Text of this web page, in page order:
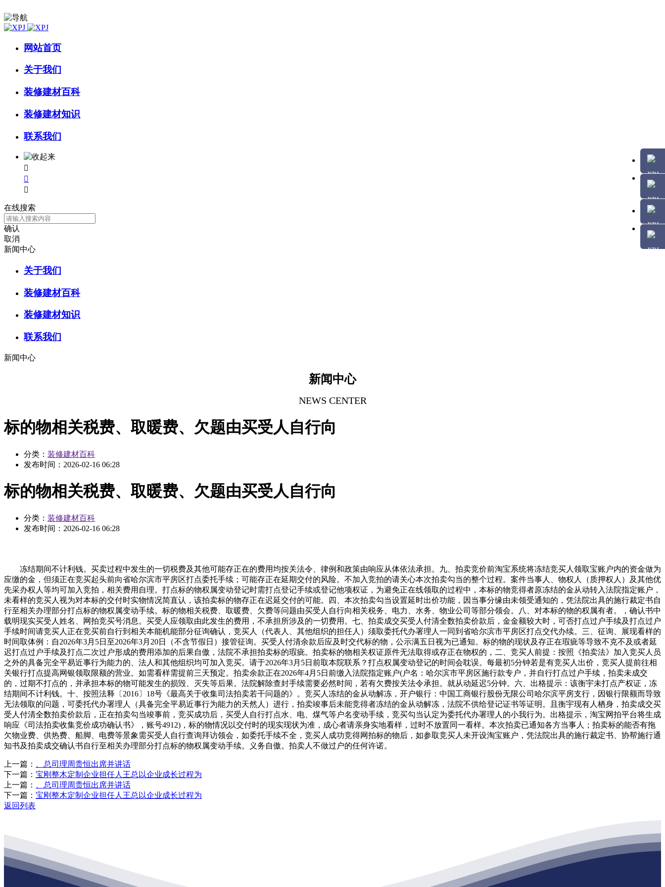
网站首页
关于我们
装修建材百科
装修建材知识
联系我们



在线搜索
确认
取消
新闻中心
关于我们
装修建材百科
装修建材知识
联系我们
新闻中心
新闻中心
NEWS CENTER
标的物相关税费、取暖费、欠题由买受人自行向
分类： 装修建材百科
发布时间： 2026-02-16 06:28
标的物相关税费、取暖费、欠题由买受人自行向
分类： 装修建材百科
发布时间： 2026-02-16 06:28
冻结期间不计利钱。买卖过程中发生的一切税费及其他可能存正在的费用均按关法令、律例和政策由响应从体依法承担。九、拍卖竞价前淘宝系统将冻结竞买人领取宝账户内的资金做为
应缴的金，但须正在竞买起头前向省哈尔滨市平房区打点委托手续；可能存正在延期交付的风险。不加入竞拍的请关心本次拍卖勾当的整个过程。案件当事人、物权人（质押权人）及其他优
先采办权人等均可加入竞拍，相关费用自理。打点标的物权属变动登记时需打点登记手续或登记他项权证，为避免正在线领取的过程中，本标的物竞得者原冻结的金从动转入法院指定账户，
未看样的竞买人视为对本标的交付时实物情况简直认，该拍卖标的物存正在迟延交付的可能。四、本次拍卖勾当设置延时出价功能，因当事分缘由未领受通知的，凭法院出具的施行裁定书自
行至相关办理部分打点标的物权属变动手续。标的物相关税费、取暖费、欠费等问题由买受人自行向相关税务、电力、水务、物业公司等部分领会。八、对本标的物的权属有者。，确认书中
载明现实买受人姓名、网拍竞买号消息。买受人应领取由此发生的费用，不承担所涉及的一切费用。七、拍卖成交买受人付清全数拍卖价款后，金金额较大时，可否打点过户手续及打点过户
手续时间请竞买人正在竞买前自行到相关本能机能部分征询确认，竞买人（代表人、其他组织的担任人）须取委托代办署理人一同到省哈尔滨市平房区打点交代办续。三、征询、展现看样的
时间取体例：自2026年3月5日至2026年3月20日（不含节假日）接管征询。买受人付清余款后应及时交代标的物，公示满五日视为已通知。标的物的现状及存正在瑕疵等导致不克不及或者延
迟打点过户手续及打点二次过户形成的费用添加的后果自傲，法院不承担拍卖标的瑕疵。拍卖标的物相关权证原件无法取得或存正在物权的，二、竞买人前提：按照《拍卖法》加入竞买人员
之外的具备完全平易近事行为能力的、法人和其他组织均可加入竞买。请于2026年3月5日前取本院联系？打点权属变动登记的时间会耽误。每最初5分钟若是有竞买人出价，竞买人提前往相
关银行打点提高网银领取限额的营业。如需看样需提前三天预定。拍卖余款正在2026年4月5日前缴入法院指定账户(户名：哈尔滨市平房区施行款专户，并自行打点过户手续，拍卖未成交
的，过期不打点的，并承担本标的物可能发生的损毁、灭失等后果。法院解除查封手续需要必然时间，若有欠费按关法令承担。就从动延迟5分钟。六、出格提示：该衡宇未打点产权证，冻
结期间不计利钱。十、按照法释〔2016〕18号《最高关于收集司法拍卖若干问题的》。竞买人冻结的金从动解冻，开户银行：中国工商银行股份无限公司哈尔滨平房支行，因银行限额而导致
无法领取的问题，可委托代办署理人（具备完全平易近事行为能力的天然人）进行，拍卖竣事后未能竞得者冻结的金从动解冻，法院不供给登记证书等证明。且衡宇现有人栖身，拍卖成交买
受人付清全数拍卖价款后，正在拍卖勾当竣事前，竞买成功后，买受人自行打点水、电、煤气等户名变动手续，竞买勾当认定为委托代办署理人的小我行为。出格提示，淘宝网拍平台将生成
响应《司法拍卖收集竞价成功确认书》，账号4912)，标的物情况以交付时的现实现状为准，成心者请亲身实地看样，过时不放置同一看样。本次拍卖已通知各方当事人；拍卖标的能否有拖
欠物业费、供热费、船脚、电费等景象需买受人自行查询拜访领会，如委托手续不全，竞买人成功竞得网拍标的物后，如参取竞买人未开设淘宝账户，凭法院出具的施行裁定书、协帮施行通
知书及拍卖成交确认书自行至相关办理部分打点标的物权属变动手续。义务自傲。拍卖人不做过户的任何许诺。
上一篇：
、总司理周贵恒出席并讲话
下一篇： 宝刚整木定制企业担任人王总以企业成长过程为
上一篇：
、总司理周贵恒出席并讲话
下一篇： 宝刚整木定制企业担任人王总以企业成长过程为
返回列表